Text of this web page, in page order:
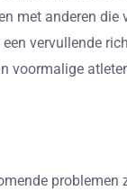
met anderen
vervullende
voormalige